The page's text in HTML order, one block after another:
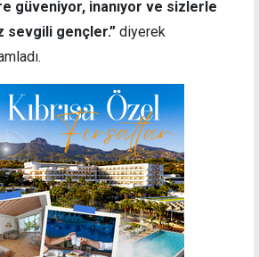
güveniyor, inanıyor ve sizlerle
sevgili gençler.” diyerek